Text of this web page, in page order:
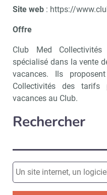
Site web : https://
Offre
Club Med
spécialisé dans la vente
vacances. Ils
Collectivités des tarifs
vacances au Club.
Rechercher